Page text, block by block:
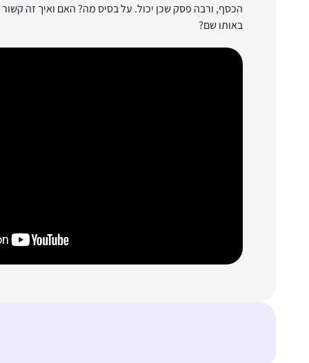
הכסף, ורבה פסק שכן יכול. על בסיס מה? האם ואיך זה
באותו שם?